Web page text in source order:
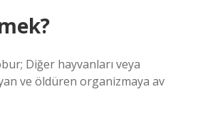
Diğer hayvanları veya
ve öldüren organizmaya av